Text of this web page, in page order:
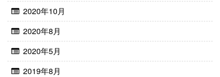
2020年10月
2020年8月
2020年5月
2019年8月